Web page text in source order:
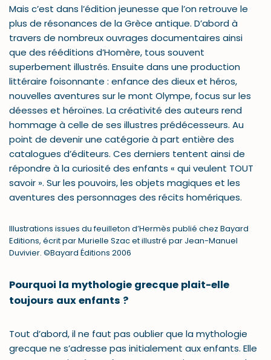
Mais c’est dans l’édition jeunesse que l’on retrouve le
plus de résonances de la Grèce antique. D’abord à
travers de nombreux ouvrages documentaires ainsi
que des rééditions d’Homère, tous souvent
superbement illustrés. Ensuite dans une production
littéraire foisonnante : enfance des dieux et héros,
nouvelles aventures sur le mont Olympe, focus sur les
déesses et héroïnes. La créativité des auteurs rend
hommage à celle de ses illustres prédécesseurs. Au
point de devenir une catégorie à part entière des
catalogues d’éditeurs. Ces derniers tentent ainsi de
répondre à la curiosité des enfants « qui veulent TOUT
savoir ». Sur les pouvoirs, les objets magiques et les
aventures des personnages des récits homériques.
Illustrations issues du feuilleton d’Hermès publié chez Bayard
Editions, écrit par Murielle Szac et illustré par Jean-Manuel
Duvivier. ©Bayard Éditions 2006
Pourquoi la mythologie grecque plait-elle
toujours aux enfants ?
Tout d’abord, il ne faut pas oublier que la mythologie
grecque ne s’adresse pas initialement aux enfants. Elle